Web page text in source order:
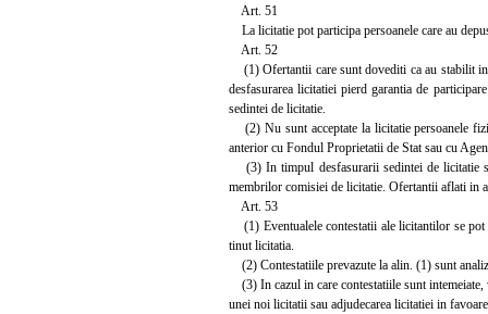
Art. 51
La licitatie pot participa persoanele care au
Art. 52
(1) Ofertantii care sunt dovediti ca au stabilit
desfasurarea licitatiei pierd garantia de
sedintei de licitatie.
(2) Nu sunt acceptate la licitatie persoanele
anterior cu Fondul Proprietatii de Stat sau cu
(3) In timpul desfasurarii sedintei de licitatie
membrilor comisiei de licitatie. Ofertantii aflati in
Art. 53
(1) Eventualele contestatii ale licitantilor se pot
tinut licitatia.
(2) Contestatiile prevazute la alin. (1) sunt
(3) In cazul in care contestatiile sunt intemeiate,
unei noi licitatii sau adjudecarea licitatiei in